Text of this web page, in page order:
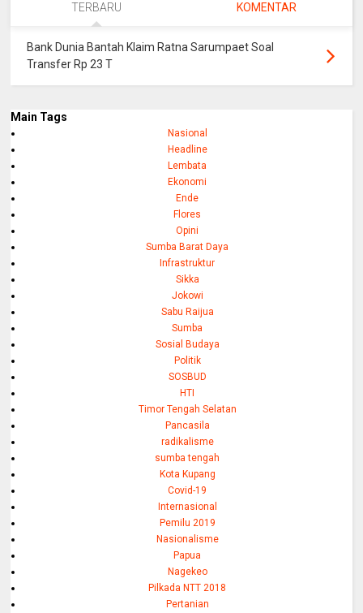
TERBARU KOMENTAR
Bank Dunia Bantah Klaim Ratna Sarumpaet Soal
Transfer Rp 23 T
Main Tags
Nasional
Headline
Lembata
Ekonomi
Ende
Flores
Opini
Sumba Barat Daya
Infrastruktur
Sikka
Jokowi
Sabu Raijua
Sumba
Sosial Budaya
Politik
SOSBUD
HTI
Timor Tengah Selatan
Pancasila
radikalisme
sumba tengah
Kota Kupang
Covid-19
Internasional
Pemilu 2019
Nasionalisme
Papua
Nagekeo
Pilkada NTT 2018
Pertanian